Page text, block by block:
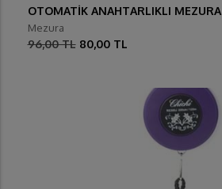
OTOMATİK ANAHTARLIKLI MEZURA
Mezura
96,00 TL 80,00 TL